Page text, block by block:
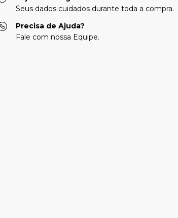
Seus dados cuidados durante toda a compra.
Precisa de Ajuda?
Fale com nossa Equipe.